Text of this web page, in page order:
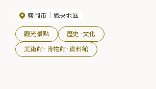
覽和專題展覽。
盛岡市 縣央地區
觀光景點
歷史·文化
美術館·博物館·資料館